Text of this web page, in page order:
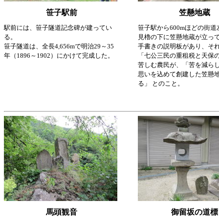
笹子駅前 笠懸地蔵
駅前には、笹子隧道記念碑が建ってい
る。
笹子隧道は、全長4,656mで明治29～35
年（1896～1902）にかけて完成した。
笹子駅から600mほどの街道
見櫓の下に笠懸地蔵が立っ
手書きの説明板があり、そ
「七公三民の重租税と天保
苦しむ農民が、「苦を減ら
思いを込めて創建した笠懸
る」
とのこと。
馬頭観音 御留坂の道標